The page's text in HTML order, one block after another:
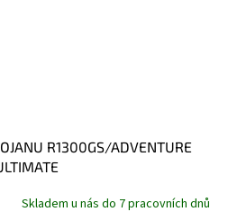
R1300GS/ADVENTURE
Skladem u nás do 7 pracovních dnů